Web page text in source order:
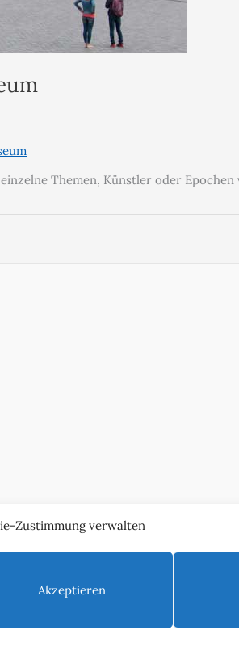
Zustimmung verwalten
Akzeptieren
Themen, Künstler oder Epochen